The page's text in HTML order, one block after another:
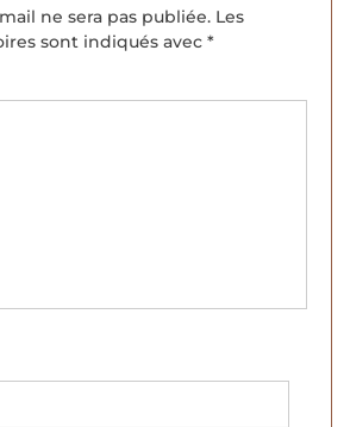
ne sera pas publiée. Les
sont indiqués avec *